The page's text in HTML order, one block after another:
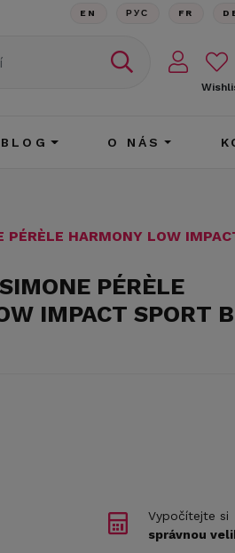
EN РУС FR
BLOG O NÁS
HARMONY LOW
PÉRÈLE
IMPACT SPORT
Vypočítejte si
správnou